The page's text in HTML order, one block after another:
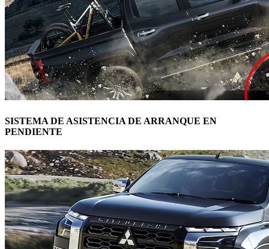
SISTEMA DE ASISTENCIA DE ARRANQUE EN
PENDIENTE